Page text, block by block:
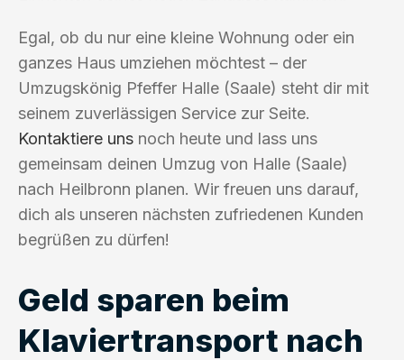
Egal, ob du nur eine kleine Wohnung oder ein
ganzes Haus umziehen möchtest – der
Umzugskönig Pfeffer Halle (Saale) steht dir mit
seinem zuverlässigen Service zur Seite.
Kontaktiere uns noch heute und lass uns
gemeinsam deinen Umzug von Halle (Saale)
nach Heilbronn planen. Wir freuen uns darauf,
dich als unseren nächsten zufriedenen Kunden
begrüßen zu dürfen!
Geld sparen beim
Klaviertransport nach